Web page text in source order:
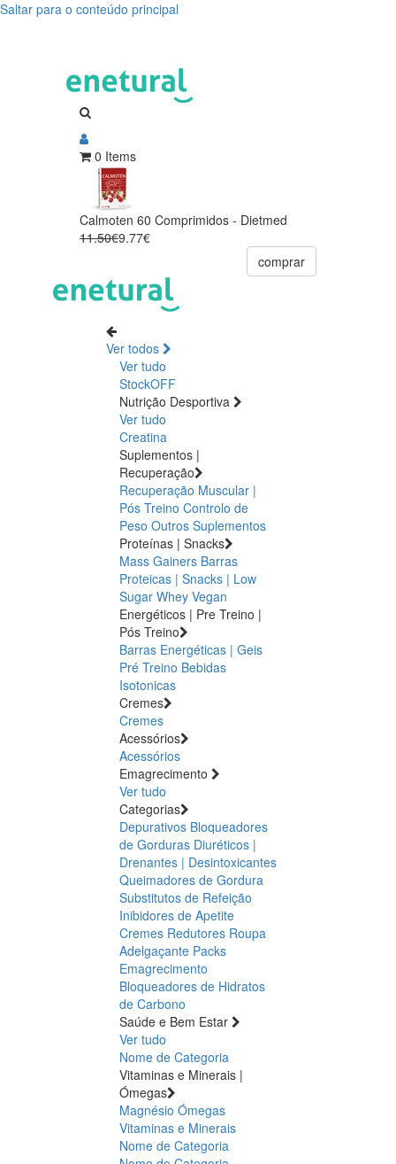
Saltar para o conteúdo principal
0 Items
Calmoten 60 Comprimidos - Dietmed
11.50€9.77€
comprar
Ver todos
Ver tudo
StockOFF
Nutrição Desportiva
Ver tudo
Creatina
Suplementos |
Recuperação
Recuperação Muscular |
Pós Treino Controlo de
Peso Outros Suplementos
Proteínas | Snacks
Mass Gainers Barras
Proteicas | Snacks | Low
Sugar Whey Vegan
Energéticos | Pre Treino |
Pós Treino
Barras Energéticas | Geis
Pré Treino Bebidas
Isotonicas
Cremes
Cremes
Acessórios
Acessórios
Emagrecimento
Ver tudo
Categorias
Depurativos Bloqueadores
de Gorduras Diuréticos |
Drenantes | Desintoxicantes
Queimadores de Gordura
Substitutos de Refeição
Inibidores de Apetite
Cremes Redutores Roupa
Adelgaçante Packs
Emagrecimento
Bloqueadores de Hidratos
de Carbono
Saúde e Bem Estar
Ver tudo
Nome de Categoria
Vitaminas e Minerais |
Ómegas
Magnésio Ómegas
Vitaminas e Minerais
Nome de Categoria